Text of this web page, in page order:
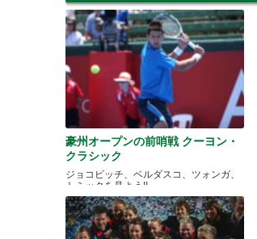
豪州オープンの前哨戦 クーヨン・
クラシック
ジョコビッチ、ベルダスコ、ツォンガ、
トミックを見よう!!